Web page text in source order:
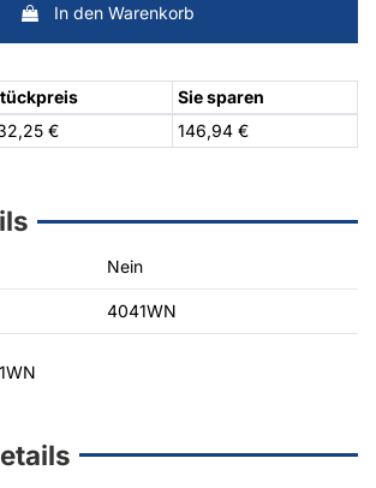
In den Warenkorb
Sie sparen
€ 146,94 €
Nein
4041WN